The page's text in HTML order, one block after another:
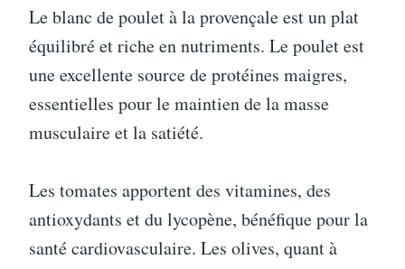
Le blanc de poulet à la provençale est un plat
équilibré et riche en nutriments. Le poulet est
une excellente source de protéines maigres,
essentielles pour le maintien de la masse
musculaire et la satiété.
Les tomates apportent des vitamines, des
antioxydants et du lycopène, bénéfique pour la
santé cardiovasculaire. Les olives, quant à